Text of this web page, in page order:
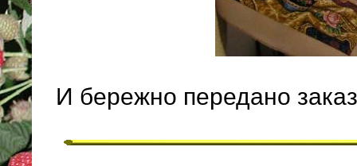
И бережно передано